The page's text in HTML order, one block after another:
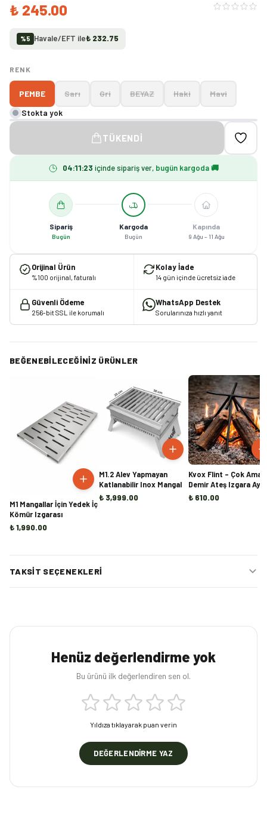
₺ 245.00
%5 Havale/EFT ile₺ 232.75
RENK
PEMBE Sarı Gri BEYAZ Haki
Mavi
Stokta yok
TÜKENDI
04:11:23 içinde sipariş ver, bugün kargoda 🚚
Sipariş
Bugün
Kargoda
Bugün
Kapında
9 Ağu – 11 Ağu
Orijinal Ürün
%100 orijinal, faturalı
Kolay İade
14 gün içinde ücretsiz iade
Güvenli Ödeme
256-bit SSL ile korumalı
WhatsApp Destek
Sorularınıza hızlı yanıt
BEĞENEBILECEĞINIZ ÜRÜNLER
M1 Mangallar İçin Yedek İç
Kömür Izgarası
₺ 1,990.00
M1.2 Alev Yapmayan
Katlanabilir Inox Mangal
₺ 3,999.00
Kvox Flint – Çok
Demir Ateş Izgara
Mangal, Ocak ve
₺ 610.00
TAKSIT SEÇENEKLERI
Henüz değerlendirme yok
Bu ürünü ilk değerlendiren sen ol.
Yıldıza tıklayarak puan verin
DEĞERLENDIRME YAZ